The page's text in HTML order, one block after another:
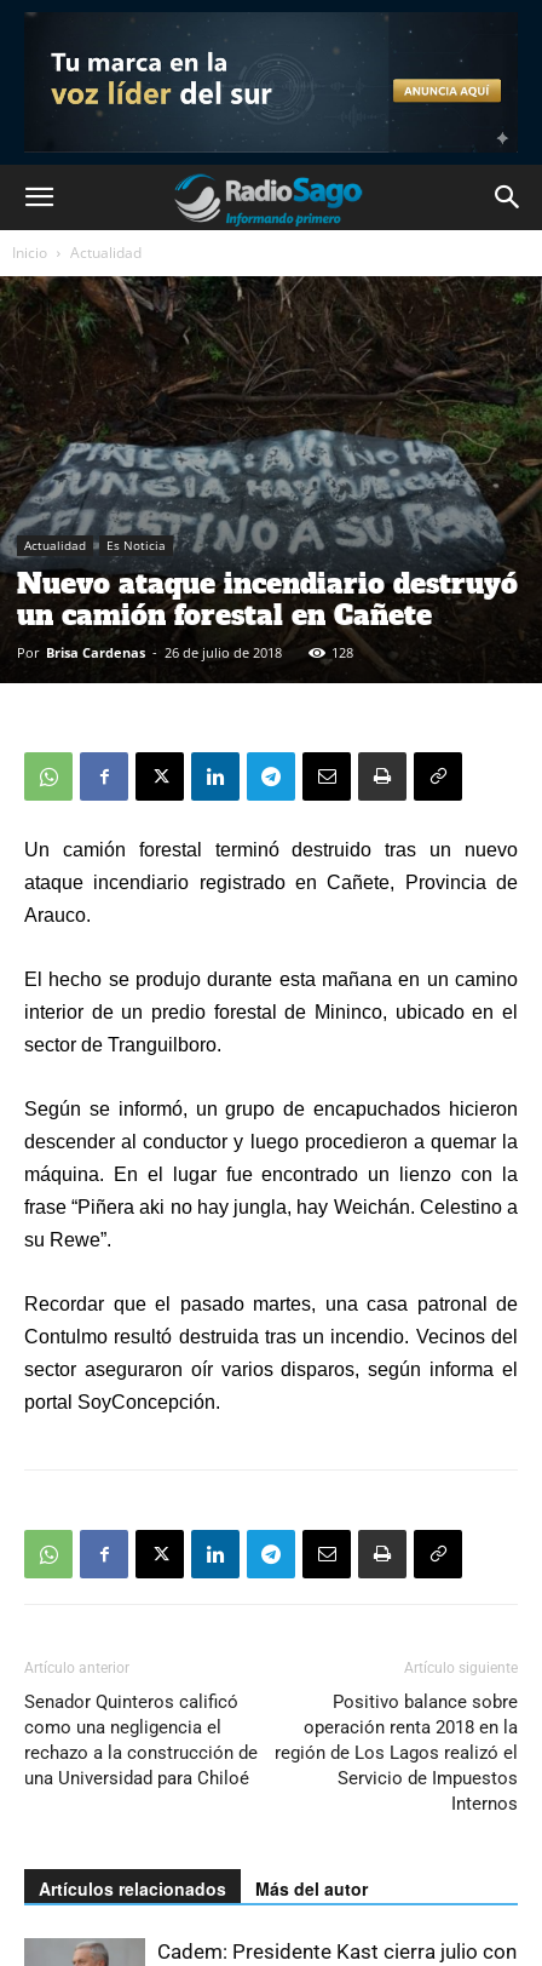
Inicio Actualidad
Actualidad Es Noticia
Nuevo ataque incendiario destruyó
un camión forestal en Cañete
Por Brisa Cardenas - 26 de julio de 2018 128
Un camión forestal terminó destruido tras un nuevo
ataque incendiario registrado en Cañete, Provincia de
Arauco.
El hecho se produjo durante esta mañana en un camino
interior de un predio forestal de Mininco, ubicado en el
sector de Tranguilboro.
Según se informó, un grupo de encapuchados hicieron
descender al conductor y luego procedieron a quemar la
máquina. En el lugar fue encontrado un lienzo con la
frase “Piñera aki no hay jungla, hay Weichán. Celestino a
su Rewe”.
Recordar que el pasado martes, una casa patronal de
Contulmo resultó destruida tras un incendio. Vecinos del
sector aseguraron oír varios disparos, según informa el
portal SoyConcepción.
Artículo anterior
Senador Quinteros calificó
como una negligencia el
rechazo a la construcción de
una Universidad para Chiloé
Artículo siguiente
Positivo balance sobre
operación renta 2018 en la
región de Los Lagos realizó el
Servicio de Impuestos
Internos
Artículos relacionados Más del autor
Cadem: Presidente Kast cierra julio con